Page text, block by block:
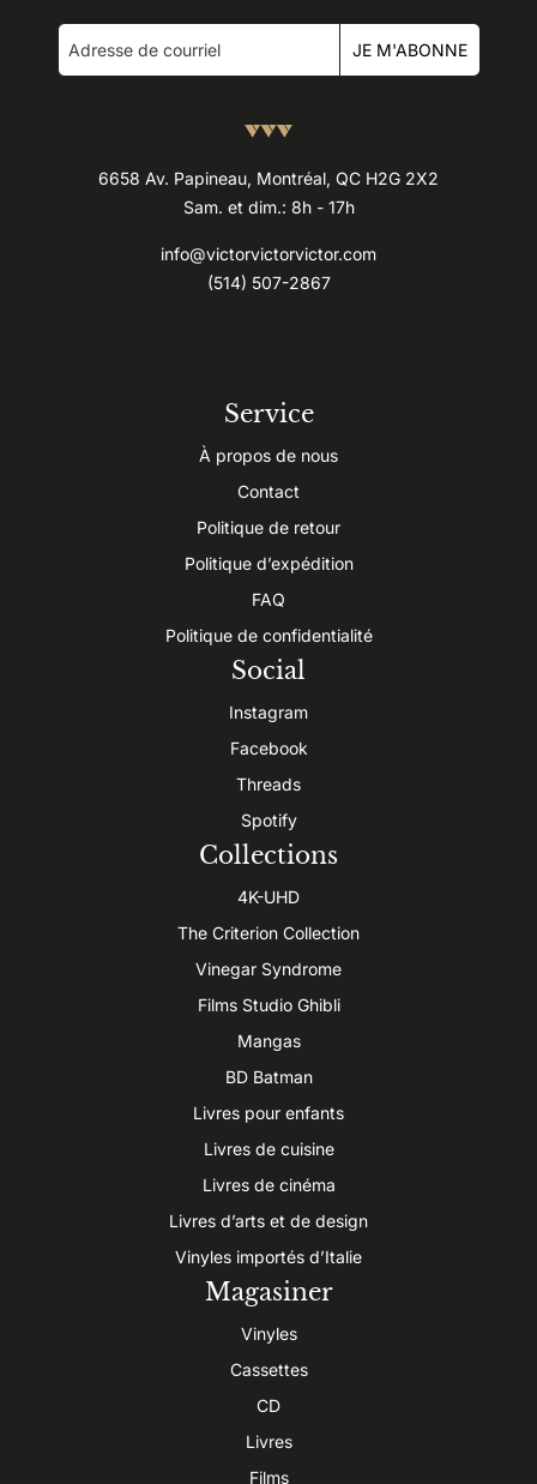
JE M'ABONNE
6658 Av. Papineau, Montréal, QC H2G 2X2
Sam. et dim.: 8h - 17h
info@victorvictorvictor.com
(514) 507-2867
Service
À propos de nous
Contact
Politique de retour
Politique d’expédition
FAQ
Politique de confidentialité
Social
Instagram
Facebook
Threads
Spotify
Collections
4K-UHD
The Criterion Collection
Vinegar Syndrome
Films Studio Ghibli
Mangas
BD Batman
Livres pour enfants
Livres de cuisine
Livres de cinéma
Livres d’arts et de design
Vinyles importés d’Italie
Magasiner
Vinyles
Cassettes
CD
Livres
Films